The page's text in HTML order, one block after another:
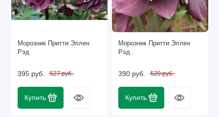
Морозник Притти Эллен
Рэд
395 руб. 527 руб.
Купить
Морозник Притти Эллен
Рэд .
390 руб. 520 руб.
Купить